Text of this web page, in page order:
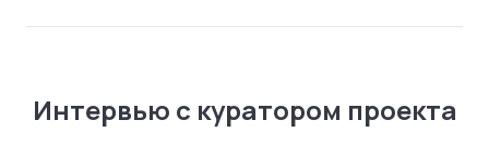
Интервью с куратором проекта